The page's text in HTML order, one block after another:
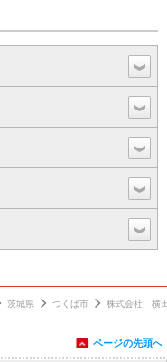
茨城県 つくば市 株式会社 横
ページの先頭へ